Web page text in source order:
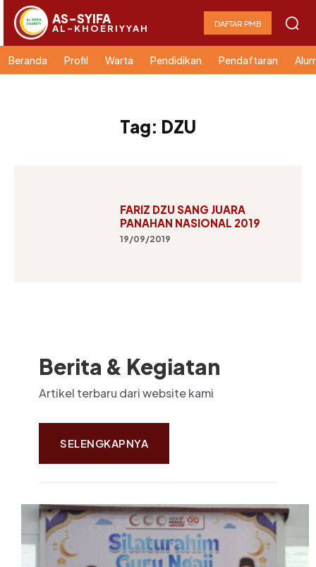
AS-SYIFA
AL-KHOERIYYAH DAFTAR PMB
Beranda Profil Warta Pendidikan Pendaftaran
Tag: DZU
FARIZ DZU SANG JUARA
PANAHAN NASIONAL 2019
19/09/2019
Berita & Kegiatan
Artikel terbaru dari website kami
SELENGKAPNYA